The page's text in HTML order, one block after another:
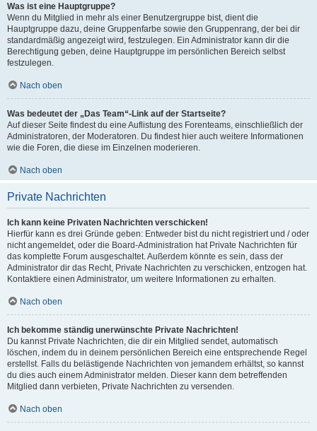
Was ist eine Hauptgruppe?
Wenn du Mitglied in mehr als einer Benutzergruppe bist, dient die
Hauptgruppe dazu, deine Gruppenfarbe sowie den Gruppenrang, der bei dir
standardmäßig angezeigt wird, festzulegen. Ein Administrator kann dir die
Berechtigung geben, deine Hauptgruppe im persönlichen Bereich selbst
festzulegen.
Nach oben
Was bedeutet der „Das Team“-Link auf der Startseite?
Auf dieser Seite findest du eine Auflistung des Forenteams, einschließlich der
Administratoren, der Moderatoren. Du findest hier auch weitere Informationen
wie die Foren, die diese im Einzelnen moderieren.
Nach oben
Private Nachrichten
Ich kann keine Privaten Nachrichten verschicken!
Hierfür kann es drei Gründe geben: Entweder bist du nicht registriert und / oder
nicht angemeldet, oder die Board-Administration hat Private Nachrichten für
das komplette Forum ausgeschaltet. Außerdem könnte es sein, dass der
Administrator dir das Recht, Private Nachrichten zu verschicken, entzogen hat.
Kontaktiere einen Administrator, um weitere Informationen zu erhalten.
Nach oben
Ich bekomme ständig unerwünschte Private Nachrichten!
Du kannst Private Nachrichten, die dir ein Mitglied sendet, automatisch
löschen, indem du in deinem persönlichen Bereich eine entsprechende Regel
erstellst. Falls du belästigende Nachrichten von jemandem erhältst, so kannst
du dies auch einem Administrator melden. Dieser kann dem betreffenden
Mitglied dann verbieten, Private Nachrichten zu versenden.
Nach oben